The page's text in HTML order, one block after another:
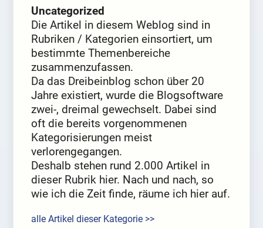
Uncategorized
Die Artikel in diesem Weblog sind in
Rubriken / Kategorien einsortiert, um
bestimmte Themenbereiche
zusammenzufassen.
Da das Dreibeinblog schon über 20
Jahre existiert, wurde die Blogsoftware
zwei-, dreimal gewechselt. Dabei sind
oft die bereits vorgenommenen
Kategorisierungen meist
verlorengegangen.
Deshalb stehen rund 2.000 Artikel in
dieser Rubrik hier. Nach und nach, so
wie ich die Zeit finde, räume ich hier auf.
alle Artikel dieser Kategorie >>